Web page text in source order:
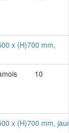
x (H)700 mm,
10
x (H)700 mm,